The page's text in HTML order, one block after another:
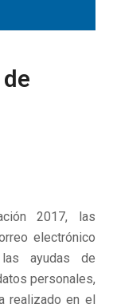
2017, las
electrónico
ayudas de
personales,
realizado en el